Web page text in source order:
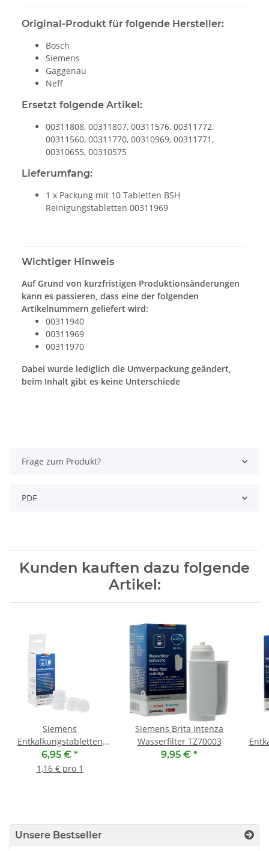
Original-Produkt für folgende Hersteller:
Bosch
Siemens
Gaggenau
Neff
Ersetzt folgende Artikel:
00311808, 00311807, 00311576, 00311772,
00311560, 00311770, 00310969, 00311771,
00310655, 00310575
Lieferumfang:
1 x Packung mit 10 Tabletten BSH
Reinigungstabletten 00311969
Wichtiger Hinweis
Auf Grund von kurzfristigen Produktionsänderungen
kann es passieren, dass eine der folgenden
Artikelnummern geliefert wird:
00311940
00311969
00311970
Dabei wurde lediglich die Umverpackung geändert,
beim Inhalt gibt es keine Unterschiede
Frage zum Produkt?
PDF
Kunden kauften dazu folgende
Artikel:
Siemens
Entkalkungstabletten
TZ60002 00312574
6,95 € *
1,16 € pro 1
Siemens Brita Intenza
Wasserfilter TZ70003
9,95 € *
Unsere Bestseller